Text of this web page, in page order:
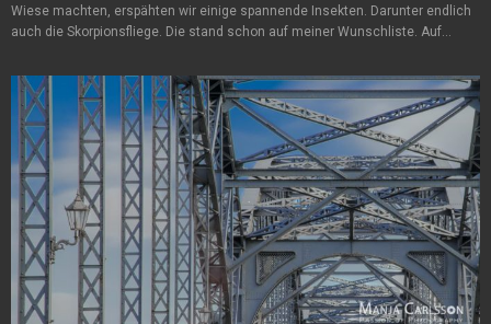
Wiese machten, erspähten wir einige spannende Insekten. Darunter endlich
auch die Skorpionsfliege. Die stand schon auf meiner Wunschliste. Auf…